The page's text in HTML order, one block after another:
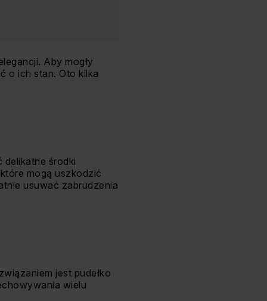
Aby mogły
o ich stan. Oto kilka
środki
mogą uszkodzić
usuwać zabrudzenia
jest pudełko
wielu